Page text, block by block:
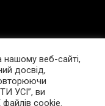
веб-сайті,
досвід,
УСІ”, ви
cookie.